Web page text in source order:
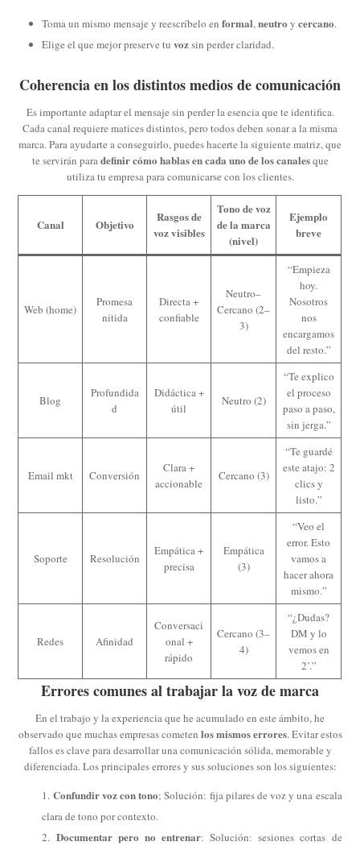
Toma un mismo mensaje y reescríbelo enformal,neutro ycercano.
Elige el que mejor preserve tuvozsin perder claridad.
Coherencia en los distintos medios de comunicación
Es importante adaptar el mensaje sin perder la esencia que te identifica.
Cada canal requiere matices distintos, pero todos deben sonar a la misma
marca. Para ayudarte a conseguirlo, puedes hacerte la siguiente matriz, que
te servirán paradefinir cómo hablas en cada uno de los canalesque
utiliza tu empresa para comunicarse con los clientes.
Canal Objetivo
Rasgos de
voz visibles
Tono de voz
de la marca
(nivel)
Ejemplo
breve
Web (home)
Promesa
nítida
Directa +
confiable
Neutro–
Cercano (2–
3)
“Empieza
hoy.
Nosotros
nos
encargamos
del resto.”
Blog
Profundida
d
Didáctica +
útil
Neutro (2)
“Te explico
el proceso
paso a paso,
sin jerga.”
Email mkt Conversión
Clara +
accionable
Cercano (3)
“Te guardé
este atajo: 2
clics y
listo.”
Soporte Resolución
Empática +
precisa
Empática
(3)
“Veo el
error. Esto
vamos a
hacer ahora
mismo.”
Redes Afinidad
Conversaci
onal +
rápido
Cercano (3–
4)
“¿Dudas?
DM y lo
vemos en
2’.”
Errores comunes al trabajar lavoz de marca
En el trabajo y la experiencia que he acumulado en este ámbito, he
observado que muchas empresas cometen los mismos errores. Evitar estos
fallos es clave para desarrollar una comunicación sólida, memorable y
diferenciada. Los principales errores y sus soluciones son los siguientes:
Confundir voz con tono; Solución: fija pilares de voz y una escala
clara de tono por contexto.
Documentar pero no entrenar: Solución: sesiones cortas de